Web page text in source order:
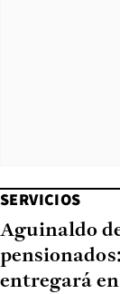
SERVICIOS
Aguinaldo
entregará en